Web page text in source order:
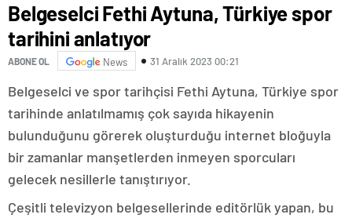
Belgeselci Fethi Aytuna, Türkiye spor
tarihini anlatıyor
ABONE OL News 31 Aralık 2023 00:21
Belgeselci ve spor tarihçisi Fethi Aytuna, Türkiye spor
tarihinde anlatılmamış çok sayıda hikayenin
bulunduğunu görerek oluşturduğu internet bloğuyla
bir zamanlar manşetlerden inmeyen sporcuları
gelecek nesillerle tanıştırıyor.
Çeşitli televizyon belgesellerinde editörlük yapan, bu